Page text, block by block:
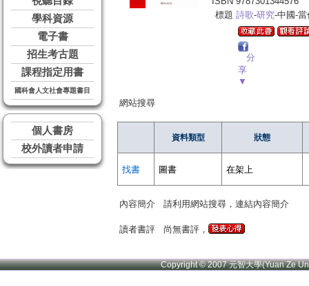
學科資源
電子書
招生考古題
課程指定用書
國科會人文社會專題書目
個人書房
校外讀者申請
標題 詩歌-研究-中國-當
分
享
▼
網站搜尋
資料類型 狀態
找書 圖書 在架上
內容簡介 請利用網站搜尋，連結內容簡介
讀者書評 尚無書評，
Copyright © 2007 元智大學(Yuan Ze